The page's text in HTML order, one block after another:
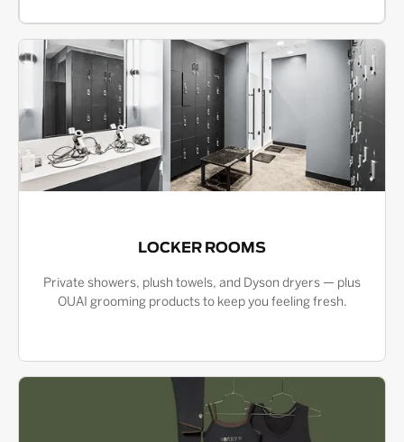
LOCKER ROOMS
Private showers, plush towels, and Dyson dryers — plus
OUAI grooming products to keep you feeling fresh.